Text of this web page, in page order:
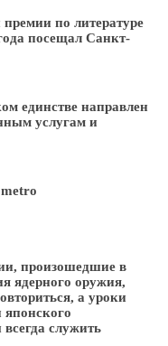
по литературе
посещал Санкт-
единстве направлен
услугам и
произошедшие в
ядерного оружия,
а уроки
японского
служить